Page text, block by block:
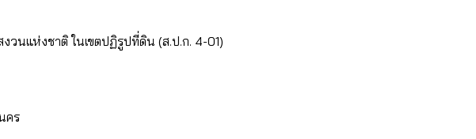
วนแห่งชาติ ในเขตปฏิรูปที่ดิน (ส.ป.ก. 4-01)
คร